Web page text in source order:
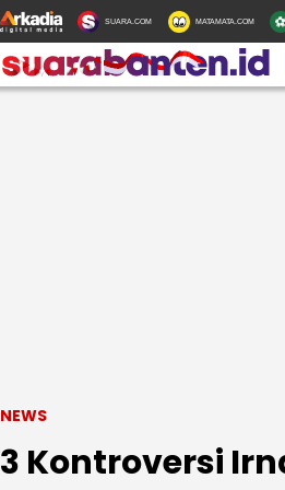
SUARA.COM MATAMATA.COM
NEWS
3 Kontroversi